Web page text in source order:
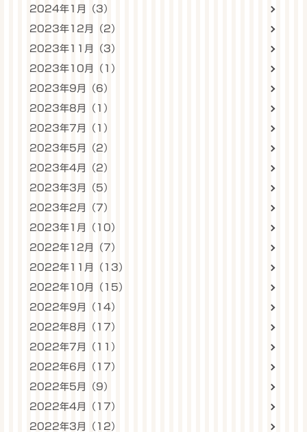
2024年1月（3）
2023年12月（2）
2023年11月（3）
2023年10月（1）
2023年9月（6）
2023年8月（1）
2023年7月（1）
2023年5月（2）
2023年4月（2）
2023年3月（5）
2023年2月（7）
2023年1月（10）
2022年12月（7）
2022年11月（13）
2022年10月（15）
2022年9月（14）
2022年8月（17）
2022年7月（11）
2022年6月（17）
2022年5月（9）
2022年4月（17）
2022年3月（12）